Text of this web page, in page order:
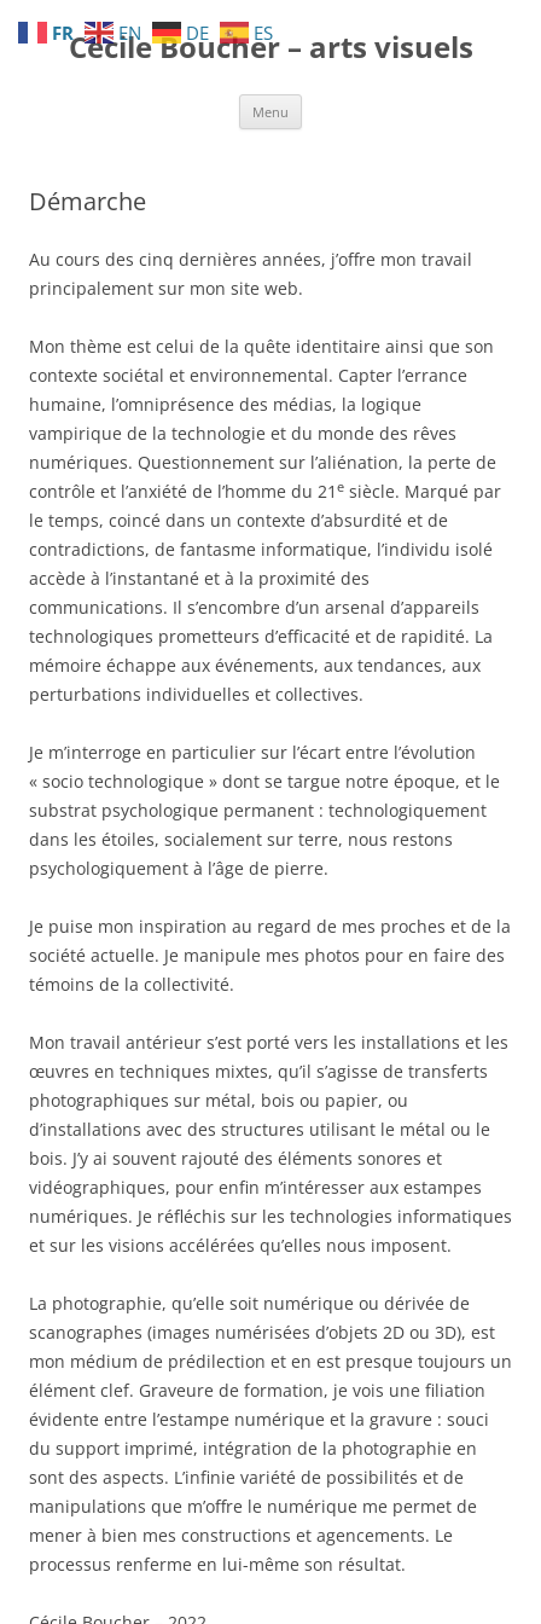
au
contenuCécile Boucher – arts visuels
Menu
Démarche
Au cours des cinq dernières années, j’offre mon travail
principalement sur mon site web.
Mon thème est celui de la quête identitaire ainsi que son
contexte sociétal et environnemental. Capter l’errance
humaine, l’omniprésence des médias, la logique
vampirique de la technologie et du monde des rêves
numériques. Questionnement sur l’aliénation, la perte de
contrôle et l’anxiété de l’homme du 21 e siècle. Marqué par
le temps, coincé dans un contexte d’absurdité et de
contradictions, de fantasme informatique, l’individu isolé
accède à l’instantané et à la proximité des
communications. Il s’encombre d’un arsenal d’appareils
technologiques prometteurs d’efficacité et de rapidité. La
mémoire échappe aux événements, aux tendances, aux
perturbations individuelles et collectives.
Je m’interroge en particulier sur l’écart entre l’évolution
« socio technologique » dont se targue notre époque, et le
substrat psychologique permanent : technologiquement
dans les étoiles, socialement sur terre, nous restons
psychologiquement à l’âge de pierre.
Je puise mon inspiration au regard de mes proches et de la
société actuelle. Je manipule mes photos pour en faire des
témoins de la collectivité.
Mon travail antérieur s’est porté vers les installations et les
œuvres en techniques mixtes, qu’il s’agisse de transferts
photographiques sur métal, bois ou papier, ou
d’installations avec des structures utilisant le métal ou le
bois. J’y ai souvent rajouté des éléments sonores et
vidéographiques, pour enfin m’intéresser aux estampes
numériques. Je réfléchis sur les technologies informatiques
et sur les visions accélérées qu’elles nous imposent.
La photographie, qu’elle soit numérique ou dérivée de
scanographes (images numérisées d’objets 2D ou 3D), est
mon médium de prédilection et en est presque toujours un
élément clef. Graveure de formation, je vois une filiation
évidente entre l’estampe numérique et la gravure : souci
du support imprimé, intégration de la photographie en
sont des aspects. L’infinie variété de possibilités et de
manipulations que m’offre le numérique me permet de
mener à bien mes constructions et agencements. Le
processus renferme en lui-même son résultat.
FR EN DE ES